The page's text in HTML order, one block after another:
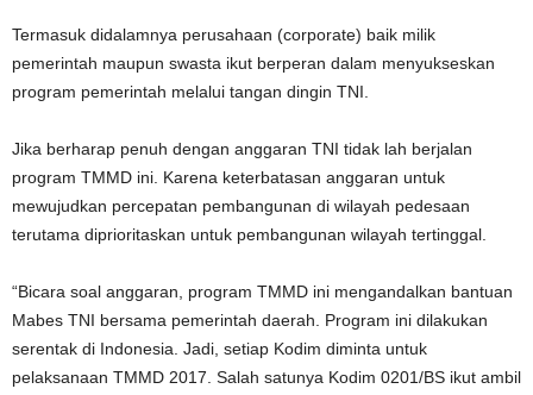
Termasuk didalamnya perusahaan (corporate) baik milik
pemerintah maupun swasta ikut berperan dalam menyukseskan
program pemerintah melalui tangan dingin TNI.
Jika berharap penuh dengan anggaran TNI tidak lah berjalan
program TMMD ini. Karena keterbatasan anggaran untuk
mewujudkan percepatan pembangunan di wilayah pedesaan
terutama diprioritaskan untuk pembangunan wilayah tertinggal.
“Bicara soal anggaran, program TMMD ini mengandalkan bantuan
Mabes TNI bersama pemerintah daerah. Program ini dilakukan
serentak di Indonesia. Jadi, setiap Kodim diminta untuk
pelaksanaan TMMD 2017. Salah satunya Kodim 0201/BS ikut ambil